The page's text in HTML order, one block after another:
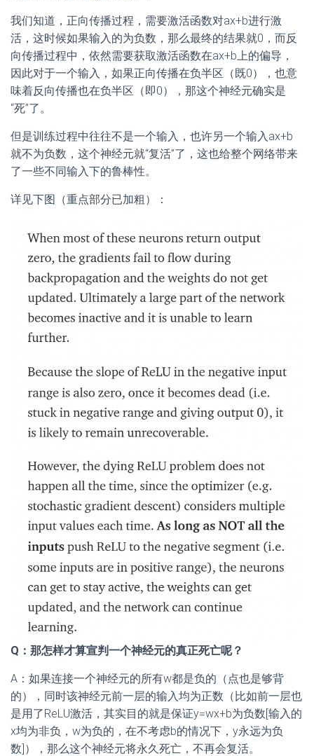
我们知道，正向传播过程，需要激活函数对ax+b进行激
活，这时候如果输入的为负数，那么最终的结果就0，而反
向传播过程中，依然需要获取激活函数在ax+b上的偏导，
因此对于一个输入，如果正向传播在负半区（既0），也意
味着反向传播也在负半区（即0），那这个神经元确实是
“死”了。
但是训练过程中往往不是一个输入，也许另一个输入ax+b
就不为负数，这个神经元就“复活”了，这也给整个网络带来
了一些不同输入下的鲁棒性。
详见下图（重点部分已加粗）：
Q：那怎样才算宣判一个神经元的真正死亡呢？
A：如果连接一个神经元的所有w都是负的（点也是够背
的），同时该神经元前一层的输入均为正数（比如前一层也
是用了ReLU激活，其实目的就是保证y=wx+b为负数[输入的
x均为非负，w为负的，在不考虑b的情况下，y永远为负
数]），那么这个神经元将永久死亡，不再会复活。